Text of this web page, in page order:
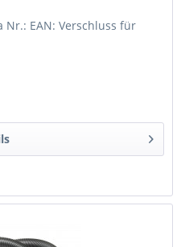
Nr.: EAN: Verschluss für